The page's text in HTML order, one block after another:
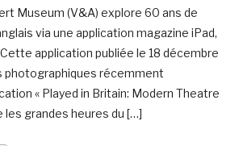
Museum (V&A) explore 60 ans de
via une application magazine iPad,
application publiée le 18 décembre
photographiques récemment
« Played in Britain: Modern Theatre
les grandes heures du […]